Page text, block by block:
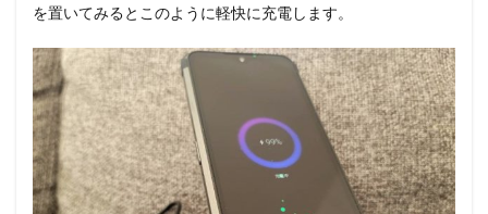
を置いてみるとこのように軽快に充電します。